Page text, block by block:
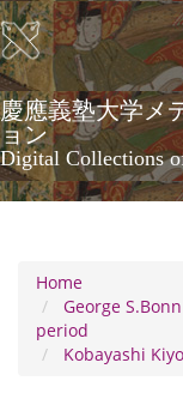
Skip
to
main
content
慶應義塾大学メ
ョン
Digital Collections
Home
George
period
Kobayashi